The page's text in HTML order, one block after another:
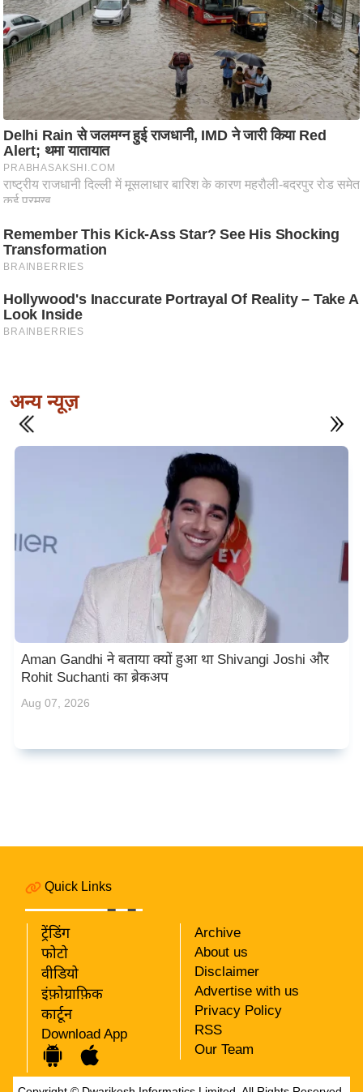
अन्य न्यूज़
Aman Gandhi ने बताया क्यों हुआ था Shivangi Joshi और
Rohit Suchanti का ब्रेकअप
Aug 07, 2026
Quick Links
ट्रेंडिंग
फोटो
वीडियो
इंफ़ोग्राफ़िक
कार्टून
Download App
Archive
About us
Disclaimer
Advertise with us
Privacy Policy
RSS
Our Team